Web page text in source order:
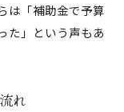
は「補助金で予算
た」という声もあ
れ